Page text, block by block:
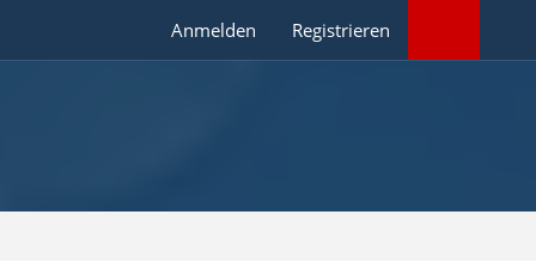
Anmelden Registrieren